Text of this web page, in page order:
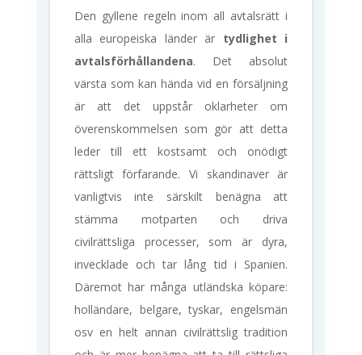
Den gyllene regeln inom all avtalsrätt i
alla europeiska länder är tydlighet i
avtalsförhållandena. Det absolut
värsta som kan hända vid en försäljning
är att det uppstår oklarheter om
överenskommelsen som gör att detta
leder till ett kostsamt och onödigt
rättsligt förfarande. Vi skandinaver är
vanligtvis inte särskilt benägna att
stämma motparten och driva
civilrättsliga processer, som är dyra,
invecklade och tar lång tid i Spanien.
Däremot har många utländska köpare:
holländare, belgare, tyskar, engelsmän
osv en helt annan civilrättslig tradition